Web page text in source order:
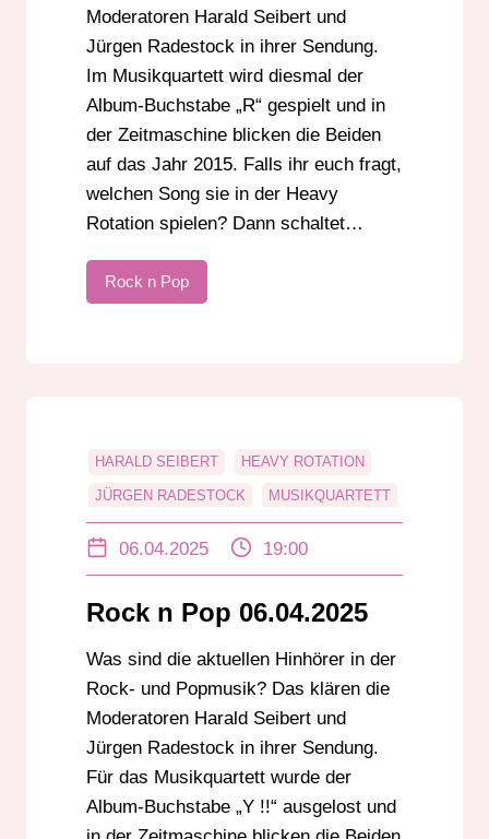
Moderatoren Harald Seibert und
Jürgen Radestock in ihrer Sendung.
Im Musikquartett wird diesmal der
Album-Buchstabe „R“ gespielt und in
der Zeitmaschine blicken die Beiden
auf das Jahr 2015. Falls ihr euch fragt,
welchen Song sie in der Heavy
Rotation spielen? Dann schaltet…
Rock n Pop
HARALD SEIBERT HEAVY ROTATION
JÜRGEN RADESTOCK MUSIKQUARTETT
ZEITMASCHINE
06.04.2025 19:00
Rock n Pop 06.04.2025
Was sind die aktuellen Hinhörer in der
Rock- und Popmusik? Das klären die
Moderatoren Harald Seibert und
Jürgen Radestock in ihrer Sendung.
Für das Musikquartett wurde der
Album-Buchstabe „Y !!“ ausgelost und